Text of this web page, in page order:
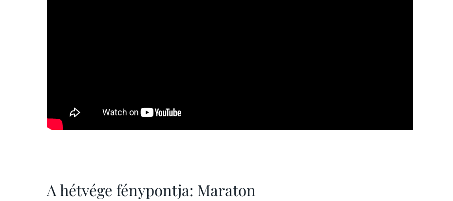
A hétvége fénypontja: Maraton